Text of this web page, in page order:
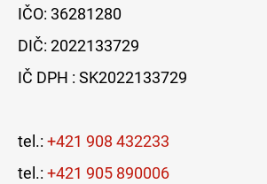
IČO: 36281280
DIČ: 2022133729
IČ DPH : SK2022133729
tel.: +421 908 432233
tel.: +421 905 890006